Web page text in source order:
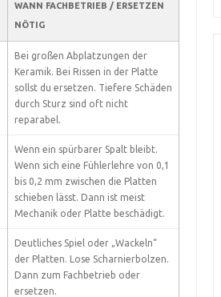
WANN FACHBETRIEB / ERSETZEN
NÖTIG
Bei großen Abplatzungen der
Keramik. Bei Rissen in der Platte
sollst du ersetzen. Tiefere Schäden
durch Sturz sind oft nicht
reparabel.
Wenn ein spürbarer Spalt bleibt.
Wenn sich eine Fühlerlehre von 0,1
bis 0,2 mm zwischen die Platten
schieben lässt. Dann ist meist
Mechanik oder Platte beschädigt.
Deutliches Spiel oder „Wackeln“
der Platten. Lose Scharnierbolzen.
Dann zum Fachbetrieb oder
ersetzen.